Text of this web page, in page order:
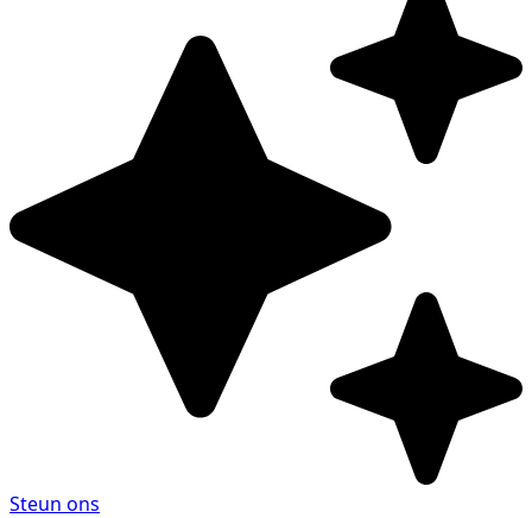
Steun ons